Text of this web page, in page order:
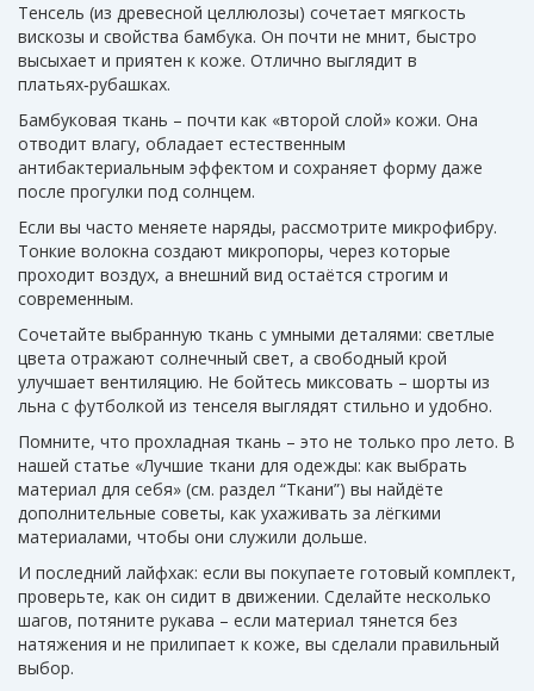
Тенсель (из древесной целлюлозы) сочетает мягкость
вискозы и свойства бамбука. Он почти не мнит, быстро
высыхает и приятен к коже. Отлично выглядит в
платьях‑рубашках.
Бамбуковая ткань – почти как «второй слой» кожи. Она
отводит влагу, обладает естественным
антибактериальным эффектом и сохраняет форму даже
после прогулки под солнцем.
Если вы часто меняете наряды, рассмотрите микрофибру.
Тонкие волокна создают микропоры, через которые
проходит воздух, а внешний вид остаётся строгим и
современным.
Сочетайте выбранную ткань с умными деталями: светлые
цвета отражают солнечный свет, а свободный крой
улучшает вентиляцию. Не бойтесь миксовать – шорты из
льна с футболкой из тенселя выглядят стильно и удобно.
Помните, что прохладная ткань – это не только про лето. В
нашей статье «Лучшие ткани для одежды: как выбрать
материал для себя» (см. раздел “Ткани”) вы найдёте
дополнительные советы, как ухаживать за лёгкими
материалами, чтобы они служили дольше.
И последний лайфхак: если вы покупаете готовый комплект,
проверьте, как он сидит в движении. Сделайте несколько
шагов, потяните рукава – если материал тянется без
натяжения и не прилипает к коже, вы сделали правильный
выбор.